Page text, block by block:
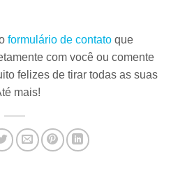
formulário de contato que
com você ou comente
felizes de tirar todas as suas
mais!